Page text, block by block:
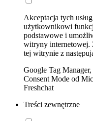
Akceptacja tych
użytkownikowi
podstawowe i
witryny internetowej.
tej witrynie z
Google Tag
Consent Mode od
Freshchat
Treści zewnętrzne